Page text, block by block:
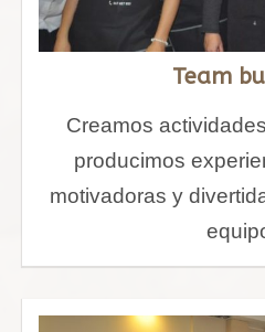
Team
Creamos
producimos
motivadoras y